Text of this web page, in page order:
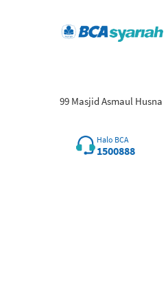
99 Masjid Asmaul Husna
Halo BCA
1500888